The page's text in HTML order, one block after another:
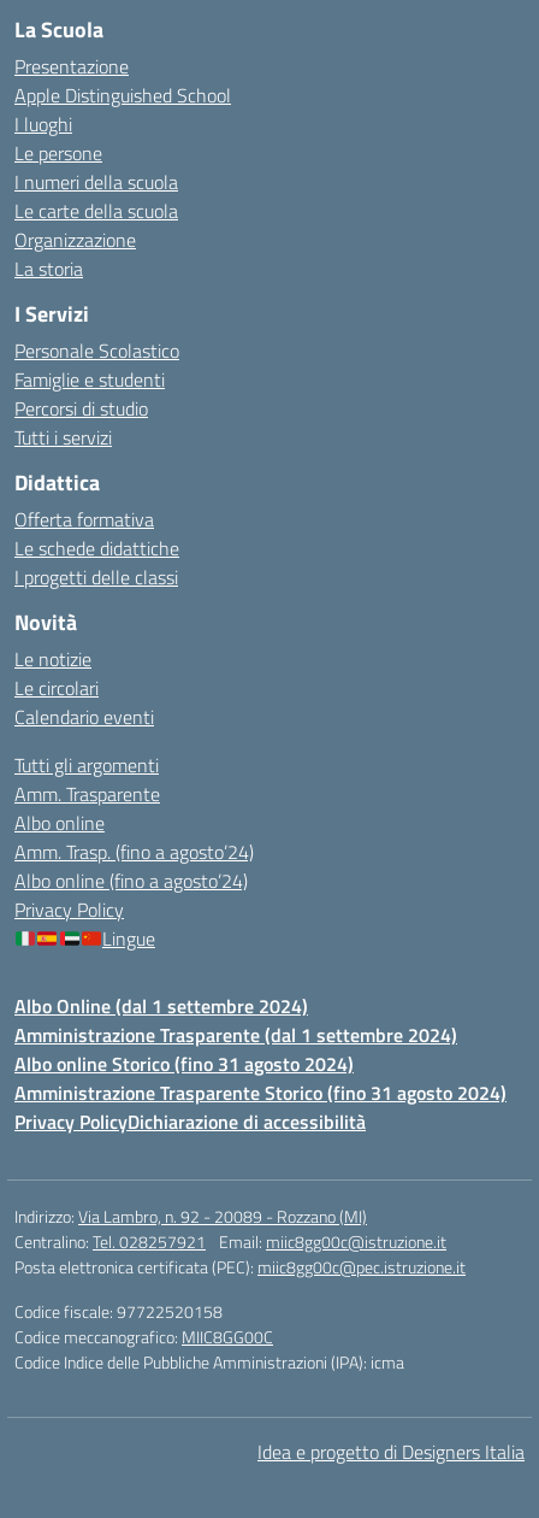
La Scuola
Presentazione
Apple Distinguished School
I luoghi
Le persone
I numeri della scuola
Le carte della scuola
Organizzazione
La storia
I Servizi
Personale Scolastico
Famiglie e studenti
Percorsi di studio
Tutti i servizi
Didattica
Offerta formativa
Le schede didattiche
I progetti delle classi
Novità
Le notizie
Le circolari
Calendario eventi
Tutti gli argomenti
Amm. Trasparente
Albo online
Amm. Trasp. (fino a agosto’24)
Albo online (fino a agosto’24)
Privacy Policy
Lingue
Albo Online (dal 1 settembre 2024)
Amministrazione Trasparente (dal 1 settembre 2024)
Albo online Storico (fino 31 agosto 2024)
Amministrazione Trasparente Storico (fino 31 agosto 2024)
Privacy PolicyDichiarazione di accessibilità
Indirizzo:Via Lambro, n. 92 - 20089 - Rozzano (MI)
Centralino:Tel. 028257921 Email: miic8gg00c@istruzione.it
Posta elettronica certificata (PEC): miic8gg00c@pec.istruzione.it
Codice fiscale: 97722520158
Codice meccanografico: MIIC8GG00C
Codice Indice delle Pubbliche Amministrazioni (IPA): icma
Idea e progetto di Designers Italia